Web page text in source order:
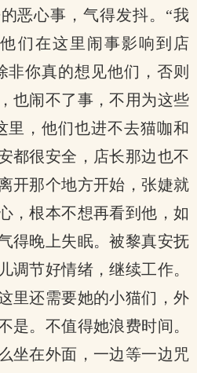
恶心事，气得发抖。“我
们在这里闹事影响到店
非你真的想见他们，否则
也闹不了事，不用为这些
里，他们也进不去猫咖和
都很安全，店长那边也不
开那个地方开始，张婕就
，根本不想再看到他，如
得晚上失眠。被黎真安抚
调节好情绪，继续工作。
里还需要她的小猫们，外
是。不值得她浪费时间。
坐在外面，一边等一边咒